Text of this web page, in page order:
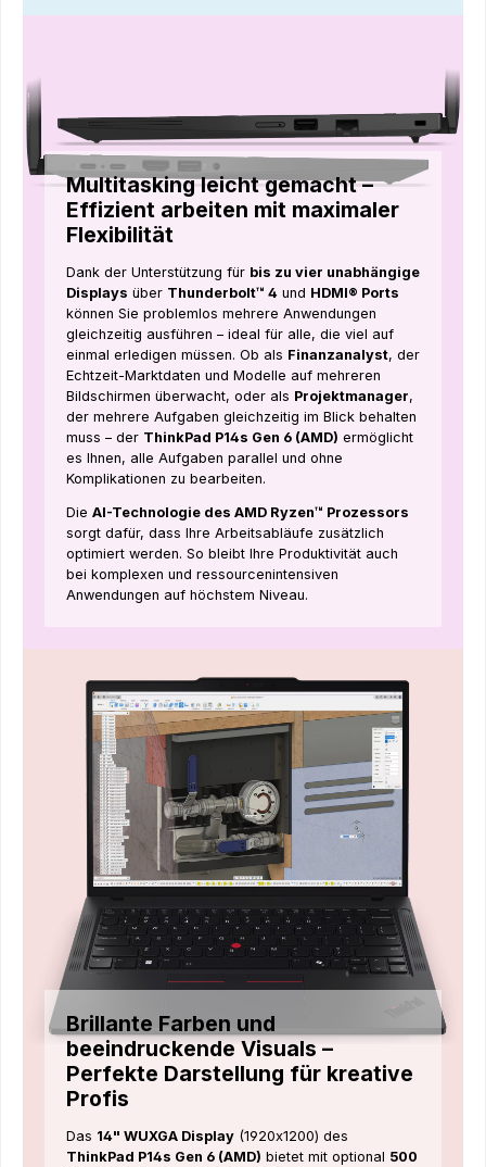
Multitasking leicht gemacht –
Effizient arbeiten mit maximaler
Flexibilität
Dank der Unterstützung für bis zu vier unabhängige
Displays über Thunderbolt™ 4 und HDMI® Ports
können Sie problemlos mehrere Anwendungen
gleichzeitig ausführen – ideal für alle, die viel auf
einmal erledigen müssen. Ob als Finanzanalyst, der
Echtzeit-Marktdaten und Modelle auf mehreren
Bildschirmen überwacht, oder als Projektmanager,
der mehrere Aufgaben gleichzeitig im Blick behalten
muss – der ThinkPad P14s Gen 6 (AMD) ermöglicht
es Ihnen, alle Aufgaben parallel und ohne
Komplikationen zu bearbeiten.
Die AI-Technologie des AMD Ryzen™ Prozessors
sorgt dafür, dass Ihre Arbeitsabläufe zusätzlich
optimiert werden. So bleibt Ihre Produktivität auch
bei komplexen und ressourcenintensiven
Anwendungen auf höchstem Niveau.
Brillante Farben und
beeindruckende Visuals –
Perfekte Darstellung für kreative
Profis
Das 14" WUXGA Display (1920x1200) des
ThinkPad P14s Gen 6 (AMD) bietet mit optional 500